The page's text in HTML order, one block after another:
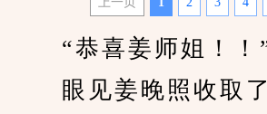
“恭喜姜师姐！！
眼见姜晚照收取了